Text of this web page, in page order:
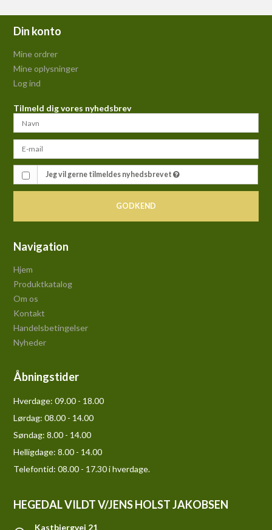
Din konto
Mine ordrer
Mine oplysninger
Log ind
Tilmeld dig vores nyhedsbrev
Jeg vil gerne tilmeldes nyhedsbrevet
GODKEND
Navigation
Hjem
Produktkatalog
Om os
Kontakt
Handelsbetingelser
Nyheder
Åbningstider
Hverdage: 09.00 - 18.00
Lørdag: 08.00 - 14.00
Søndag: 8.00 - 14.00
Helligdage: 8.00 - 14.00
Telefontid: 08.00 - 17.30 i hverdage.
HEGEDAL VILDT V/JENS HOLST JAKOBSEN
Kastbjergvej 21